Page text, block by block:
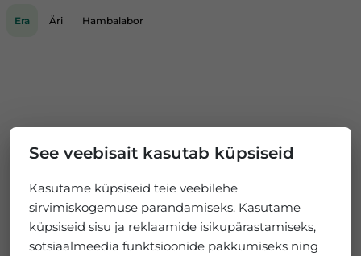
See veebisait kasutab küpsiseid
Kasutame küpsiseid teie veebilehe
sirvimiskogemuse parandamiseks. Kasutame
küpsiseid sisu ja reklaamide isikupärastamiseks,
sotsiaalmeedia funktsioonide pakkumiseks ning
Era Äri Hambalabor